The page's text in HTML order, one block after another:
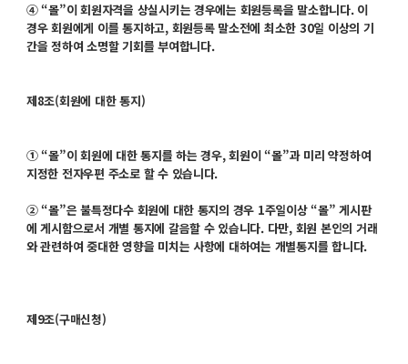
④ “몰”이 회원자격을 상실시키는 경우에는 회원등록을 말소합니다. 이
경우 회원에게 이를 통지하고, 회원등록 말소전에 최소한 30일 이상의 기
간을 정하여 소명할 기회를 부여합니다.
제8조(회원에 대한 통지)
① “몰”이 회원에 대한 통지를 하는 경우, 회원이 “몰”과 미리 약정하여
지정한 전자우편 주소로 할 수 있습니다.
② “몰”은 불특정다수 회원에 대한 통지의 경우 1주일이상 “몰” 게시판
에 게시함으로서 개별 통지에 갈음할 수 있습니다. 다만, 회원 본인의 거래
와 관련하여 중대한 영향을 미치는 사항에 대하여는 개별통지를 합니다.
제9조(구매신청)